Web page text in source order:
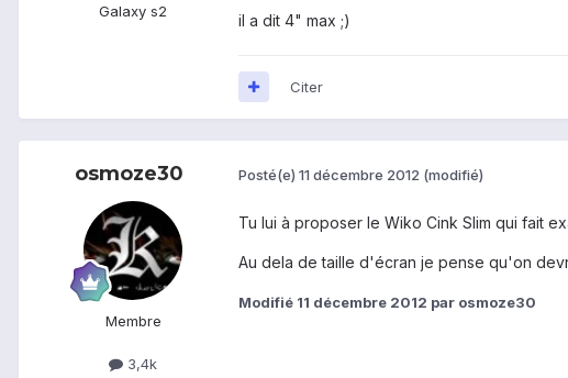
Galaxy s2
il a dit 4" max ;)
Citer
osmoze30
Membre
3,4k
Posté(e) 11 décembre 2012 (modifié)
Tu lui à proposer le Wiko Cink Slim qui fait
Au dela de taille d'écran je pense qu'on
Modifié 11 décembre 2012 par osmoze30